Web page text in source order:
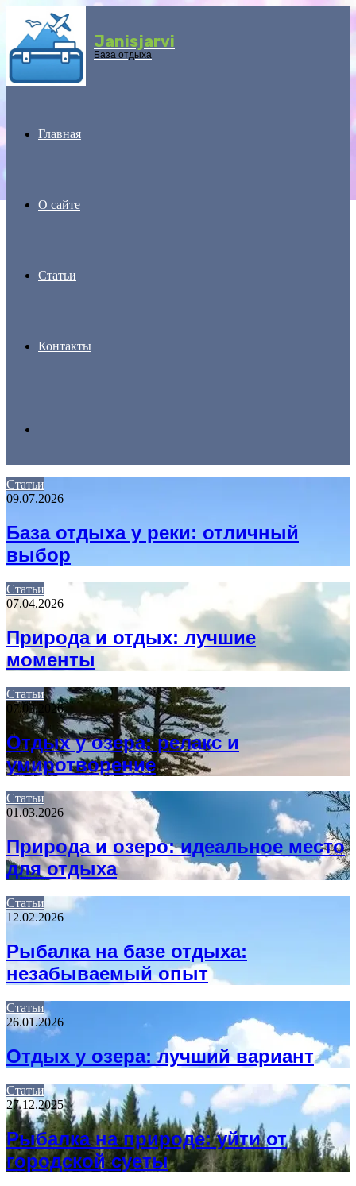
Menu Janisjarvi
База отдыха
Главная
О сайте
Статьи
Контакты
for
Статьи
09.07.2026
База отдыха у реки: отличный
выбор
Статьи
07.04.2026
Природа и отдых: лучшие
моменты
Статьи
07.03.2026
Отдых у озера: релакс и
умиротворение
Статьи
01.03.2026
Природа и озеро: идеальное место
для отдыха
Статьи
12.02.2026
Рыбалка на базе отдыха:
незабываемый опыт
Статьи
26.01.2026
Отдых у озера: лучший вариант
Статьи
27.12.2025
Рыбалка на природе: уйти от
городской суеты